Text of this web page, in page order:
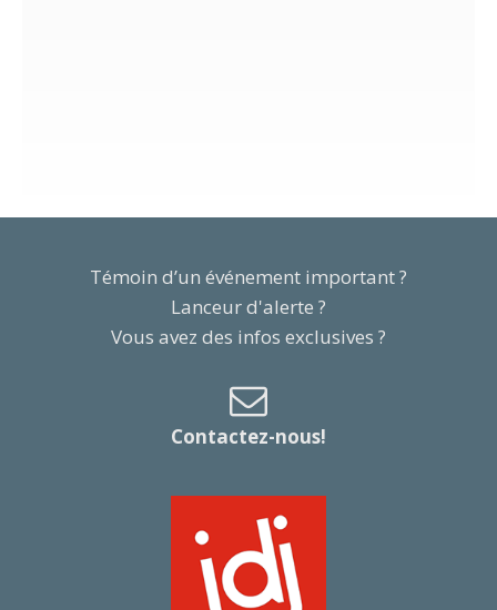
Témoin d’un événement important ?
Lanceur d'alerte ?
Vous avez des infos exclusives ?
Contactez-nous!